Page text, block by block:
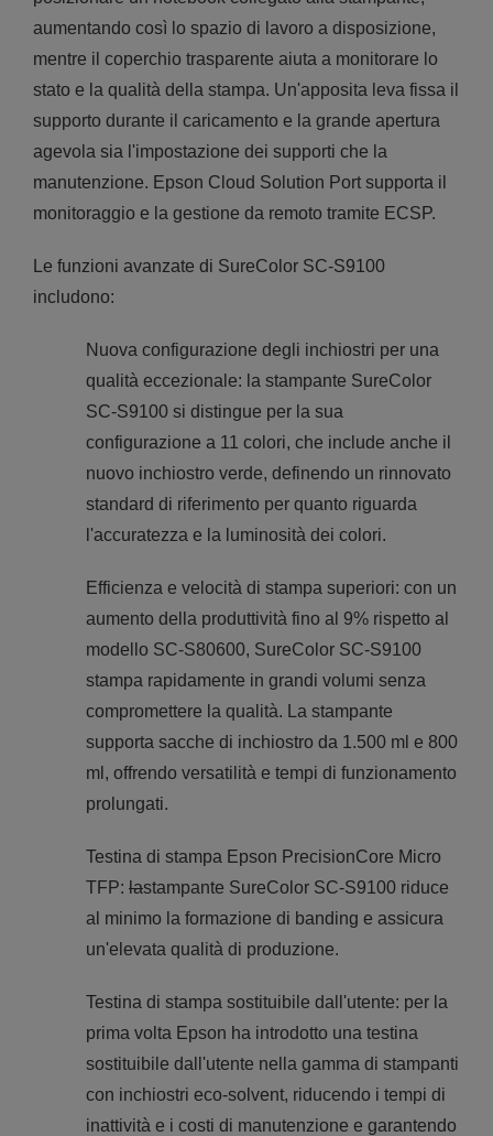
aumentando così lo spazio di lavoro a disposizione,
mentre il coperchio trasparente aiuta a monitorare lo
stato e la qualità della stampa. Un'apposita leva fissa il
supporto durante il caricamento e la grande apertura
agevola sia l'impostazione dei supporti che la
manutenzione. Epson Cloud Solution Port supporta il
monitoraggio e la gestione da remoto tramite ECSP.
Le funzioni avanzate di SureColor SC-S9100
includono:
Nuova configurazione degli inchiostri per una
qualità eccezionale: la stampante SureColor
SC-S9100 si distingue per la sua
configurazione a 11 colori, che include anche il
nuovo inchiostro verde, definendo un rinnovato
standard di riferimento per quanto riguarda
l'accuratezza e la luminosità dei colori.
Efficienza e velocità di stampa superiori: con un
aumento della produttività fino al 9% rispetto al
modello SC-S80600, SureColor SC-S9100
stampa rapidamente in grandi volumi senza
compromettere la qualità. La stampante
supporta sacche di inchiostro da 1.500 ml e 800
ml, offrendo versatilità e tempi di funzionamento
prolungati.
Testina di stampa Epson PrecisionCore Micro
TFP: lastampante SureColor SC-S9100 riduce
al minimo la formazione di banding e assicura
un'elevata qualità di produzione.
Testina di stampa sostituibile dall'utente: per la
prima volta Epson ha introdotto una testina
sostituibile dall'utente nella gamma di stampanti
con inchiostri eco-solvent, riducendo i tempi di
inattività e i costi di manutenzione e garantendo